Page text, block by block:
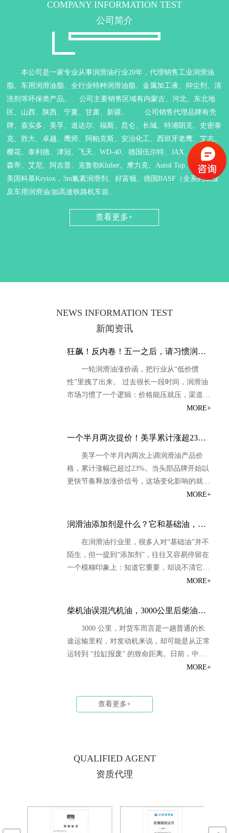
COMPANY INFORMATION TEST
公司简介
本公司是一家专业从事润滑油行业20年，代理销售工业润滑油
脂、车用润滑油脂、全行业特种润滑油脂、金属加工液、抑尘剂、清
洗剂等环保类产品。 公司主要销售区域有内蒙古、河北、东北地
区、山西、陕西、宁夏、甘肃、新疆。 公司销售代理品牌有壳
牌、嘉实多、美孚、道达尔、福斯、昆仑、长城、特浦朗克、史密泰
克、胜大、卓越、鹰师、阿帕克斯、安治化工、西班牙老鹰、艾志、
樱花、泰利德、津冠、飞天、WD-40、德国伍尔特、JAX、德润宝、
森帝、艾尼、阿吉普、克鲁勃Kluber、摩力克、Autol Top、紫皇冠、
美国科慕Krytox，3m氟素润滑剂、好富顿、德国BASF（全系列工业
及车用润滑油/如高速铁路机车齿...
查看更多+
NEWS INFORMATION TEST
新闻资讯
狂飙！反内卷！五一之后，请习惯润滑油价格新周期！
一轮润滑油涨价函，把行业从“低价惯
性”里拽了出来。 过去很长一段时间，润滑油
市场习惯了一个逻辑：价格能压就压，渠道能
卷就卷，促销能打就打。品牌方卷政策，经销
一个池子里消耗利润、消耗信心、消耗服务能
提醒行业：润滑油价格，可能真的不能再按过
去那套老逻辑看了。 中国润滑油信息网日前
发起的在线调查显示，面对这轮润滑油密集涨
价，选择“终端价格接受度将成为最大考验”的
能正在重估”的占27.55%；选择“渠道压力会明
品牌动作”的占11.57%；认为“只是头部品牌动
作，未必会全面跟进”的仅...
MORE+
一个半月两次提价！美孚累计涨超23%，润滑油行业，真的要进入新周期了？
美孚一个半月内两次上调润滑油产品价
格，累计涨幅已超过23%。当头部品牌开始以
更快节奏释放涨价信号，这场变化影响的就不
只是价格本身，而是整个润滑油行业的成本传
认为，这次调价背后，更值得关注的是行业价
的润滑油圈，有点安静得反常。 但这种安
静，不是因为没事发生，而是因为很多人都在
等，等一张通知，等一个信号，等一个更明确
6年5月15日起，对润滑油产品价格再次上调，
发布首轮涨价通知，自4月1日起涨幅约8%。
两轮累计下来，涨幅已经超过23%。...
MORE+
润滑油添加剂是什么？它和基础油，到底是什么关系
在润滑油行业里，很多人对“基础油”并不
陌生，但一提到“添加剂”，往往又容易停留在
一个模糊印象上：知道它重要，却说不清它到
底是什么，也说不清它和基础油之间到底是什
性能做出来，往往不能只看基础油，也不能只
定一款油品最终表现的，通常是基础油与添加
剂体系的共同作用。 简单说，基础油决定一
款润滑油的“底子”，添加剂决定它能把性能做
腐、稳定整道菜品质的那套关键配方。没有主
料，菜做不出来；但只有主料，没有配方，味
MORE+
柴机油误混汽机油，3000公里后柴油车拉缸！
3000 公里，对货车而言是一趟普通的长
途运输里程，对发动机来说，却可能是从正常
运转到 “拉缸报废” 的致命距离。日前，中国
润滑油信息网（sinolub.com）小编在市场调研
误将汽机油加入柴油发动机，直接付出 2.3 万
连维修师傅都直呼 “罕见”。 柴机油与汽机
油，仅凭外观难以区分，都能顺利注入油箱，
却藏着足以 “摧毁” 发动机的本质差异。为什
些被车主忽略的细节 —— 添加剂配方、粘度
等级的不同，又是如何在 3000 公里内一...
MORE+
查看更多+
QUALIFIED AGENT
资质代理